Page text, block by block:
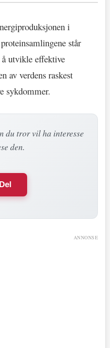
i
står
utvikle effektive
av verdens raskest
sykdommer.
du tror vil ha interesse
den.
Del
ANNONSE